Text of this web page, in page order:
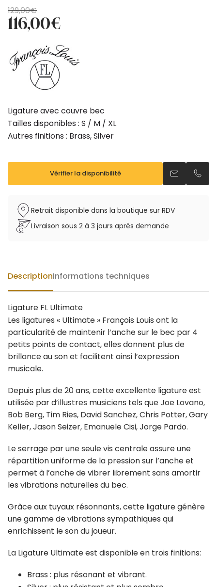
129,00€
Le
prix
initial
était :
129,00€.
116,00€
Le
prix
actuel
116,00€.
Ligature avec couvre bec
Tailles disponibles : S / M / XL
Autres finitions : Brass, Silver
Vérifier la disponibilité Envoyer un
Retrait disponible dans la boutique sur RDV
Livraison sous 2 à 3 jours après demande
DescriptionInformations techniques
Ligature FL Ultimate
Les ligatures « Ultimate » François Louis ont la
particularité de maintenir l’anche sur le bec par 4
petits points de contact, elles donnent plus de
brillance au son et facilitent ainsi l’expression
musicale.
Depuis plus de 20 ans, cette excellente ligature est
utilisée par d’illustres musiciens tels que Joe Lovano,
Bob Berg, Tim Ries, David Sanchez, Chris Potter, Gary
Keller, Jason Seizer, Emanuele Cisi, Jorge Pardo.
Le serrage par une seule vis centrale assure une
répartition uniforme de la pression sur l’anche et
permet à l’anche de vibrer librement sans amortir
les vibrations naturelles du bec.
Grâce aux tuyaux résonnants, cette ligature génère
une gamme de vibrations sympathiques qui
enrichissent le son du joueur.
La Ligature Ultimate est disponible en trois finitions:
Brass : plus résonant et vibrant.